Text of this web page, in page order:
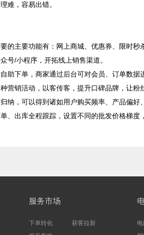
难，容易出错。
的主要功能有：网上商城、优惠券、限时
号/小程序，开拓线上销售渠道。
助下单，商家通过后台可对会员、订单数
营销活动，以客传客，提升口碑品牌，让
纳，可以得到诸如用户购买频率、产品偏
、出库全程跟踪，设置不同的批发价格梯
服务市场
下单转化
获客拉新